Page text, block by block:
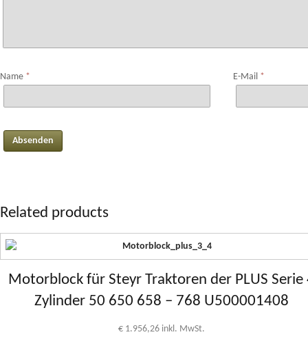
Name * E-Mail *
Related products
Motorblock für Steyr Traktoren der PLUS Serie
Zylinder 50 650 658 – 768 U500001408
€ 1.956,26 inkl. MwSt.